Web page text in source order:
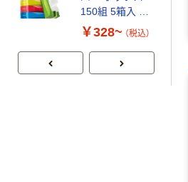
150組 5箱入 ア
スクル スマート
ビッド PEFC認
証
￥328~ （税込）